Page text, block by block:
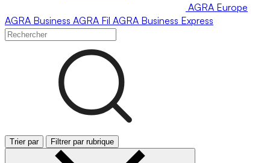
AGRA Europe
AGRA Business AGRA Fil AGRA Business Express
Trier par Filtrer par rubrique